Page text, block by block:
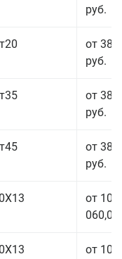
руб.
от 38
руб.
от 38
руб.
от 38
руб.
от 103
060,00
от 103